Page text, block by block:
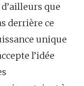
que
derrière ce
unique
l’idée